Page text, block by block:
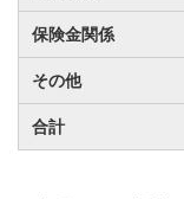
保険金関係
その他
合計